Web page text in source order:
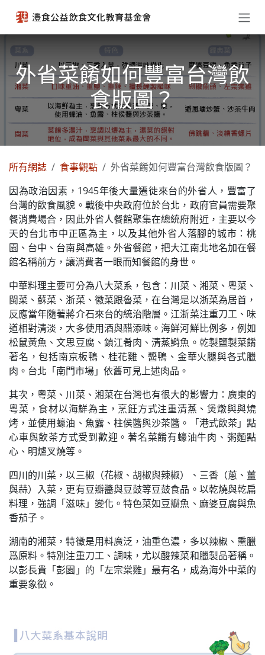
外省菜餚如何豐富台灣飲
食版圖？
所有網誌 食事觀點
外省菜餚如何豐富台灣飲食版圖？
因為政治因素，1945年後大量遷徙來台的外省人，豐富了
台灣的飲食風貌。戰後中央政府位於台北，政府官員需要聚
餐消費場合，因此外省人餐館聚集在總統府附近，主要以今
天的台北市中正區為主，以及其他外省人落腳的城市：桃
園、台中、台南與高雄。外省餐館，把大江南北地名加在餐
館名稱前方，讓消費者一眼而知餐館的身世。
中華料理主要可分為八大菜系，包含：川菜、湘菜、粵菜、
閩菜、蘇菜、浙菜、徽菜跟魯菜，在台灣是以浙菜為居首，
反應當年隨著蔣介石來台的統治階層。江浙菜注重刀工、味
道相對清淡，大多使用酒與醋添味。海鮮河鮮比例多，例如
松鼠黃魚、文思豆腐、鎮江肴肉、清蒸鰣魚。乾製鹽製菜餚
著名，包括南京板鴨、桂花雞、醬鴨、金華火腿與各式臘
肉。台北「南門市場」依舊可見上述肉品。
其次，粵菜、川菜、湘菜在台灣也有很大的影響力：廣東的
粵菜，食材以海鮮為主，烹飪方式注重清蒸、煲燉與與燒
烤，並使用蠔油、魚露、柱侯醬與沙茶醬。「港式飲茶」點
心車與飲茶方式受到歡迎。著名菜餚有蠔油牛肉、粥麵點
心、明爐叉燒等。
四川的川菜，以三椒（花椒、胡椒與辣椒）、三香（蔥、薑
與蒜）入菜，更有豆瓣醬與豆鼓等豆鼓食品。以乾燒與乾扁
料理，強調「滋味」變化。特色菜如豆瓣魚、麻婆豆腐與魚
香茄子。
湖南的湘菜，特徵是用料廣泛，油重色濃，多以辣椒、熏臘
爲原料。特別注重刀工、調味，尤以酸辣菜和臘製品著稱。
以彭長貴「彭園」的「左宗棠雞」最有名，成為海外中菜的
重要象徵。